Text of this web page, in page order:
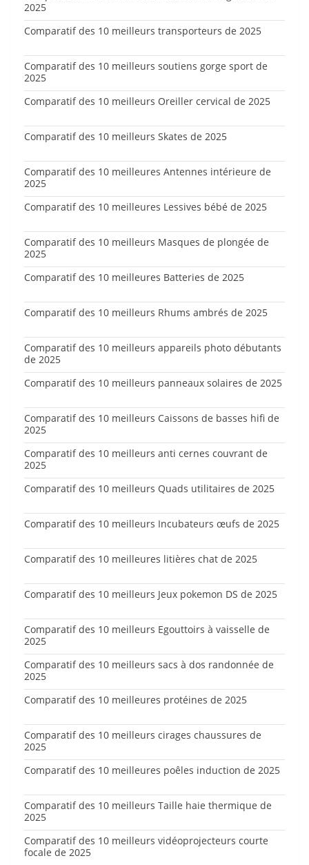
2025
Comparatif des 10 meilleurs transporteurs de 2025
Comparatif des 10 meilleurs soutiens gorge sport de
2025
Comparatif des 10 meilleurs Oreiller cervical de 2025
Comparatif des 10 meilleurs Skates de 2025
Comparatif des 10 meilleures Antennes intérieure de
2025
Comparatif des 10 meilleures Lessives bébé de 2025
Comparatif des 10 meilleurs Masques de plongée de
2025
Comparatif des 10 meilleures Batteries de 2025
Comparatif des 10 meilleurs Rhums ambrés de 2025
Comparatif des 10 meilleurs appareils photo débutants
de 2025
Comparatif des 10 meilleurs panneaux solaires de 2025
Comparatif des 10 meilleurs Caissons de basses hifi de
2025
Comparatif des 10 meilleurs anti cernes couvrant de
2025
Comparatif des 10 meilleurs Quads utilitaires de 2025
Comparatif des 10 meilleurs Incubateurs œufs de 2025
Comparatif des 10 meilleures litières chat de 2025
Comparatif des 10 meilleurs Jeux pokemon DS de 2025
Comparatif des 10 meilleurs Egouttoirs à vaisselle de
2025
Comparatif des 10 meilleurs sacs à dos randonnée de
2025
Comparatif des 10 meilleures protéines de 2025
Comparatif des 10 meilleurs cirages chaussures de
2025
Comparatif des 10 meilleures poêles induction de 2025
Comparatif des 10 meilleurs Taille haie thermique de
2025
Comparatif des 10 meilleurs vidéoprojecteurs courte
focale de 2025